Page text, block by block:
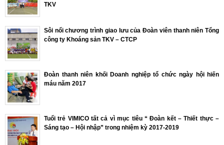
TKV
Sôi nổi chương trình giao lưu của Đoàn viên thanh niên Tổng
công ty Khoáng sản TKV – CTCP
Đoàn thanh niên khối Doanh nghiệp tổ chức ngày hội hiến
máu năm 2017
Tuổi trẻ VIMICO tất cả vì mục tiêu “ Đoàn kết – Thiết thực –
Sáng tạo – Hội nhập” trong nhiệm kỳ 2017-2019